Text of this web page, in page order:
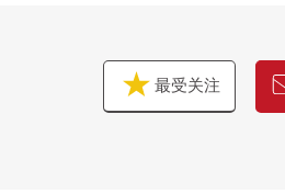
最受关注